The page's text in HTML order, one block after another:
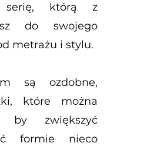
serię, którą z
do swojego
metrażu i stylu.
są ozdobne,
które można
by zwiększyć
formie nieco